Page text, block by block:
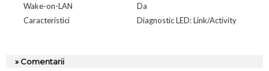
Wake-on-LAN
Da
Caracteristici
Diagnostic LED: Link/Activity
» Comentarii